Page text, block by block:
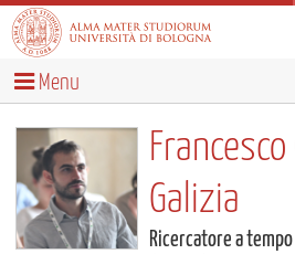
Menu
Galizia
Ricercatore a